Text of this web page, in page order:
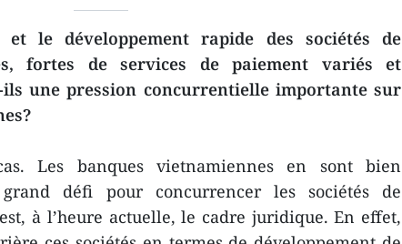
et le développement rapide des sociétés de
fortes de services de paiement variés et
ils une pression concurrentielle importante sur
Les banques vietnamiennes en sont bien
défi pour concurrencer les sociétés de
à l’heure actuelle, le cadre juridique. En effet,